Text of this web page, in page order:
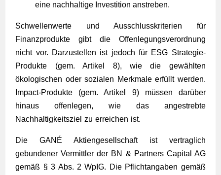
eine nachhaltige Investition anstreben.
Schwellenwerte und Ausschlusskriterien für
Finanzprodukte gibt die Offenlegungsverordnung
nicht vor. Darzustellen ist jedoch für ESG Strategie-
Produkte (gem. Artikel 8), wie die gewählten
ökologischen oder sozialen Merkmale erfüllt werden.
Impact-Produkte (gem. Artikel 9) müssen darüber
hinaus offenlegen, wie das angestrebte
Nachhaltigkeitsziel zu erreichen ist.
Die GANÉ Aktiengesellschaft ist vertraglich
gebundener Vermittler der BN & Partners Capital AG
gemäß § 3 Abs. 2 WpIG. Die Pflichtangaben gemäß